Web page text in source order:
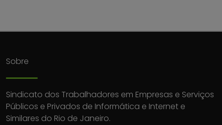
Sobre
Sindicato dos Trabalhadores em Empresas e Serviços
Públicos e Privados de Informática e Internet e
Similares do Rio de Janeiro.